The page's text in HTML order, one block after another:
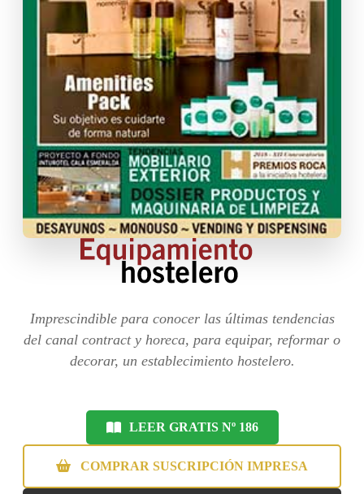
Imprescindible para conocer las últimas tendencias
del canal contract y horeca, para equipar, reformar o
decorar, un establecimiento hostelero.
LEER GRATIS Nº 186
COMPRAR SUSCRIPCIÓN IMPRESA